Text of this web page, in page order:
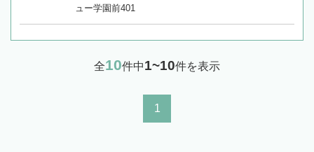
ュー学園前401
全10件中1~10件を表示
1